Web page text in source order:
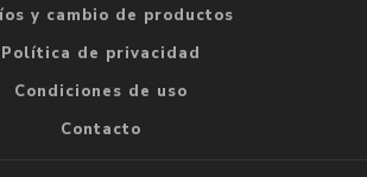
y cambio de productos
Política de privacidad
Condiciones de uso
Contacto